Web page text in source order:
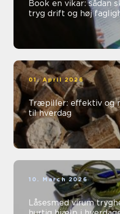
Book en vikar: sådan
tryg drift og høj
01. April 2026
Træpiller: effektiv og
til hverdag
10. March 2026
Låsesmed virum tryghed, sikkerhed og